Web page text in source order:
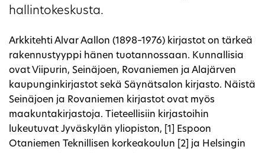
hallintokeskusta.
Arkkitehti Alvar Aallon (1898–1976) kirjastot on tärkeä
rakennustyyppi hänen tuotannossaan. Kunnallisia
ovat Viipurin, Seinäjoen, Rovaniemen ja Alajärven
kaupunginkirjastot sekä Säynätsalon kirjasto. Näistä
Seinäjoen ja Rovaniemen kirjastot ovat myös
maakuntakirjastoja. Tieteellisiin kirjastoihin
lukeutuvat Jyväskylän yliopiston, [1] Espoon
Otaniemen Teknillisen korkeakoulun [2] ja Helsingin